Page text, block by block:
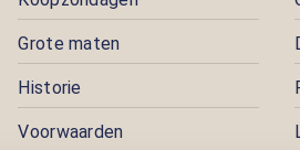
Grote maten
Historie
Voorwaarden